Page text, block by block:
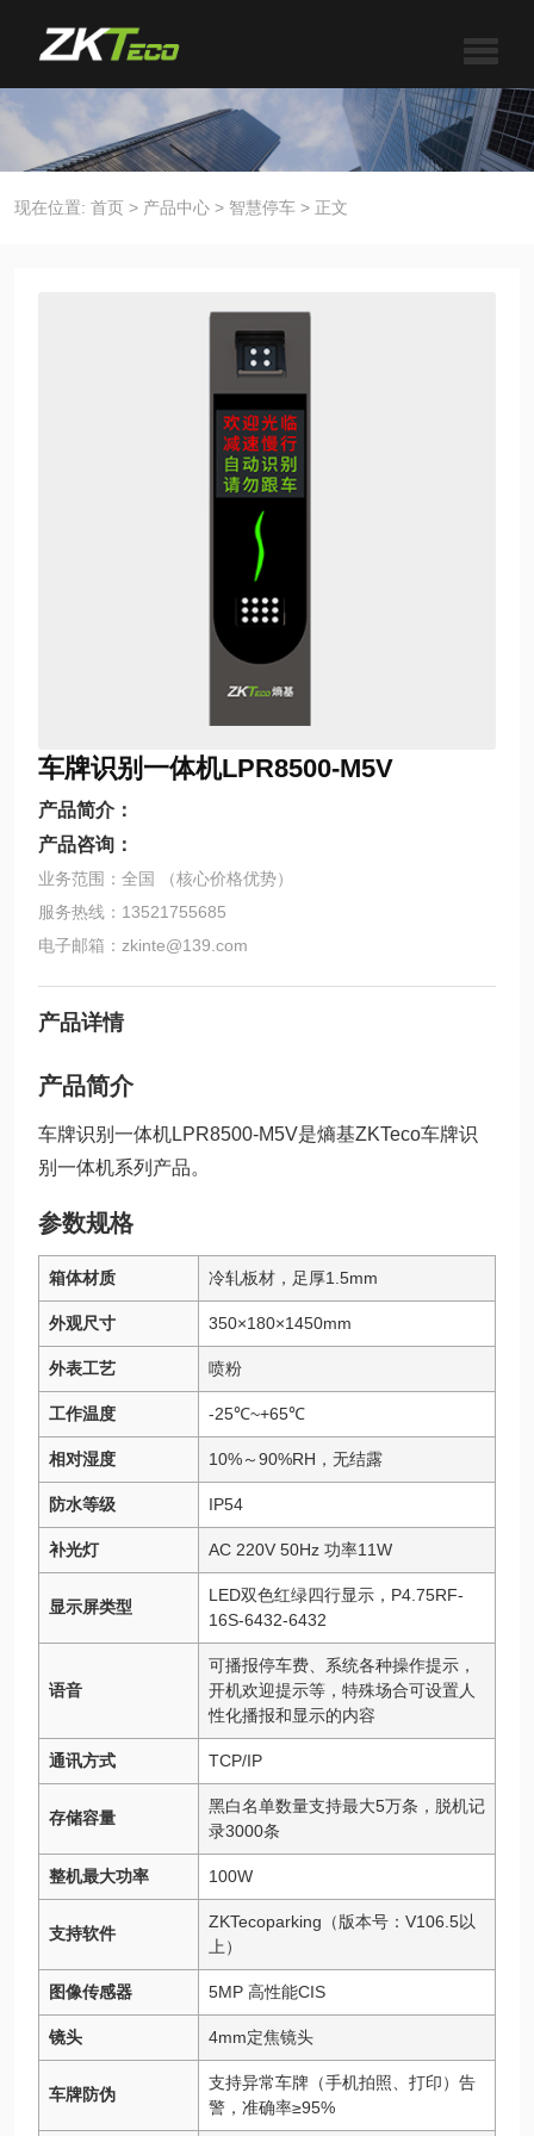
现在位置: 首页 > 产品中心 > 智慧停车 > 正文
车牌识别一体机LPR8500-M5V
产品简介：
产品咨询：
业务范围：全国 （核心价格优势）
服务热线：13521755685
电子邮箱：zkinte@139.com
产品详情
产品简介
车牌识别一体机LPR8500-M5V是熵基ZKTeco车牌识
别一体机系列产品。
参数规格
箱体材质 冷轧板材，足厚1.5mm
外观尺寸 350×180×1450mm
外表工艺 喷粉
工作温度 -25℃~+65℃
相对湿度 10%～90%RH，无结露
防水等级 IP54
补光灯 AC 220V 50Hz 功率11W
显示屏类型
LED双色红绿四行显示，P4.75RF-
16S-6432-6432
语音
可播报停车费、系统各种操作提示，
开机欢迎提示等，特殊场合可设置人
性化播报和显示的内容
通讯方式 TCP/IP
存储容量
黑白名单数量支持最大5万条，脱机记
录3000条
整机最大功率 100W
支持软件
ZKTecoparking（版本号：V106.5以
上）
图像传感器 5MP 高性能CIS
镜头 4mm定焦镜头
车牌防伪
支持异常车牌（手机拍照、打印）告
警，准确率≥95%